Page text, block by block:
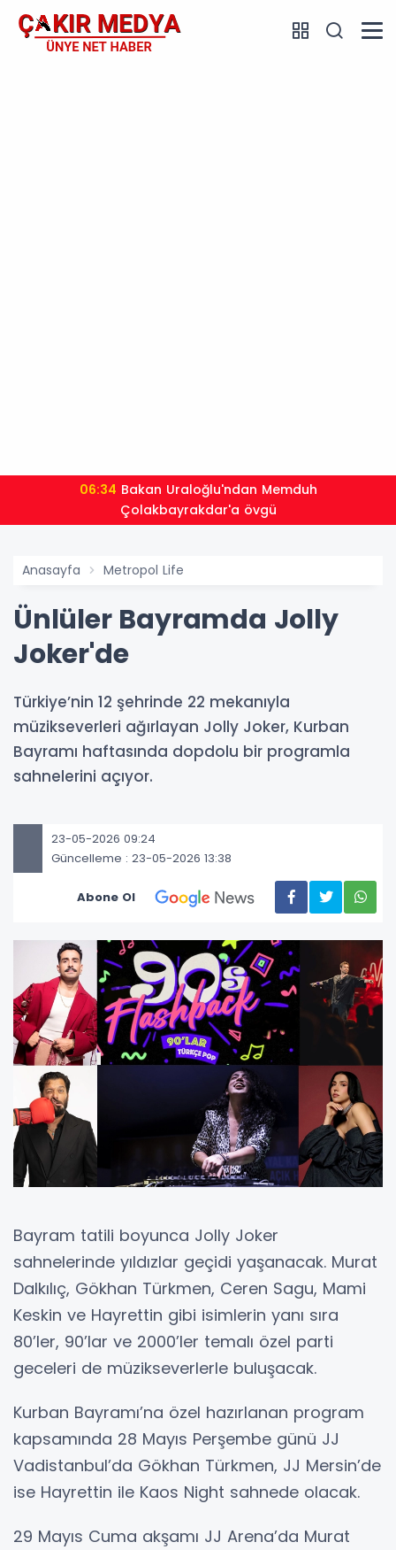
06:34
Çolakbayrakdar'a övgü
Anasayfa Metropol Life
Ünlüler Bayramda Jolly
Joker'de
Türkiye’nin 12 şehrinde 22 mekanıyla
müzikseverleri ağırlayan Jolly Joker, Kurban
Bayramı haftasında dopdolu bir programla
sahnelerini açıyor.
23-05-2026 09:24
Güncelleme : 23-05-2026 13:38
Abone Ol
Bayram tatili boyunca Jolly Joker
sahnelerinde yıldızlar geçidi yaşanacak. Murat
Dalkılıç, Gökhan Türkmen, Ceren Sagu, Mami
Keskin ve Hayrettin gibi isimlerin yanı sıra
80’ler, 90’lar ve 2000’ler temalı özel parti
geceleri de müzikseverlerle buluşacak.
Kurban Bayramı’na özel hazırlanan program
kapsamında 28 Mayıs Perşembe günü JJ
Vadistanbul’da Gökhan Türkmen, JJ Mersin’de
ise Hayrettin ile Kaos Night sahnede olacak.
29 Mayıs Cuma akşamı JJ Arena’da Murat